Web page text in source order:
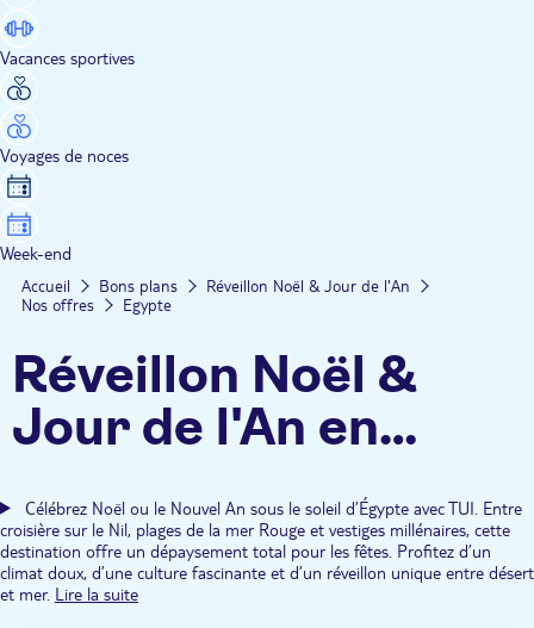
Vacances sportives
Voyages de noces
Week-end
Accueil Bons plans
Réveillon Noël & Jour de l'An
Nos offres
Egypte
Réveillon Noël &
Jour de l'An en
Célébrez Noël ou le Nouvel An sous le soleil d’Égypte avec TUI. Entre
croisière sur le Nil, plages de la mer Rouge et vestiges millénaires, cette
destination offre un dépaysement total pour les fêtes. Profitez d’un
climat doux, d’une culture fascinante et d’un réveillon unique entre désert
et mer. Lire la suite